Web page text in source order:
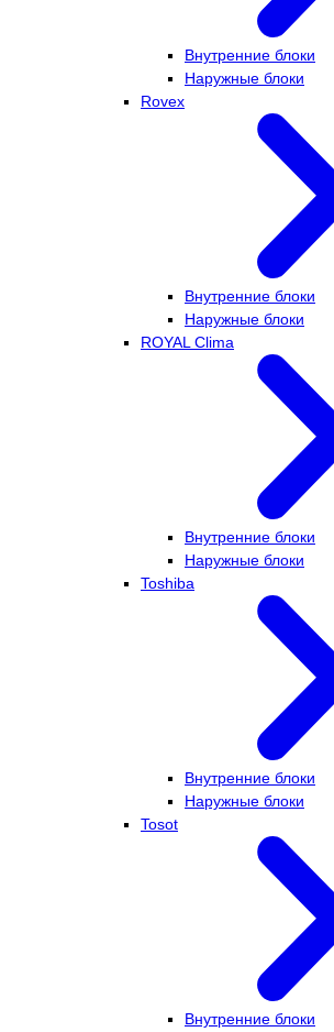
Внутренние блоки
Наружные блоки
Rovex
Внутренние блоки
Наружные блоки
ROYAL Clima
Внутренние блоки
Наружные блоки
Toshiba
Внутренние блоки
Наружные блоки
Tosot
Внутренние блоки